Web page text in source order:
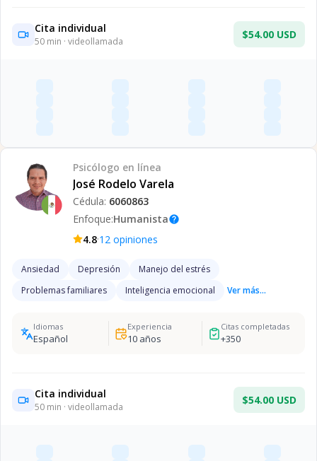
Cita individual
50 min · videollamada
$54.00 USD
Psicólogo en línea
José Rodelo Varela
Cédula: 6060863
Enfoque:Humanistahelp
4.8·12 opiniones
Ansiedad Depresión
Manejo del estrés
Problemas familiares
Inteligencia emocional Ver más...
Idiomas
Español
Experiencia
10años
Citas completadas
+350
Cita individual
50 min · videollamada
$54.00 USD